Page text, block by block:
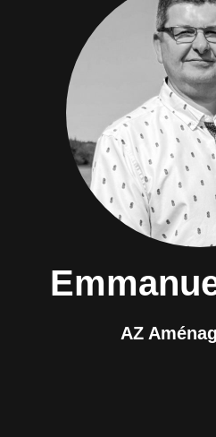
AZ